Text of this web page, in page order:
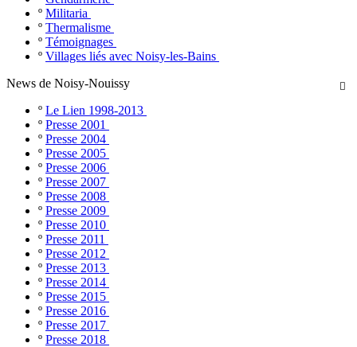
º Militaria
º Thermalisme
º Témoignages
º Villages liés avec Noisy-les-Bains

News de Noisy-Nouissy
º Le Lien 1998-2013
º Presse 2001
º Presse 2004
º Presse 2005
º Presse 2006
º Presse 2007
º Presse 2008
º Presse 2009
º Presse 2010
º Presse 2011
º Presse 2012
º Presse 2013
º Presse 2014
º Presse 2015
º Presse 2016
º Presse 2017
º Presse 2018